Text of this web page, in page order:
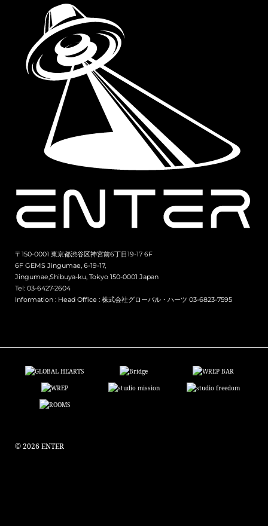
〒150-0001 東京都渋谷区神宮前6丁目19-17 6F
6F GEMS Jingumae, 6-19-17,
Jingumae,Shibuya-ku, Tokyo 150-0001 Japan
Tel: 03-6427-2604
Information : Head Office : 株式会社グローバル・ハーツ 03-6823-7595
© 2026 ENTER